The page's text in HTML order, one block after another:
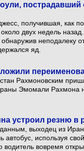
получившая, как
двух недель
обнаружив
яд.
Рахмоновским
Эмомали Рахмона
устроил резню в
выходец из
автобус, используя
водитель вовремя